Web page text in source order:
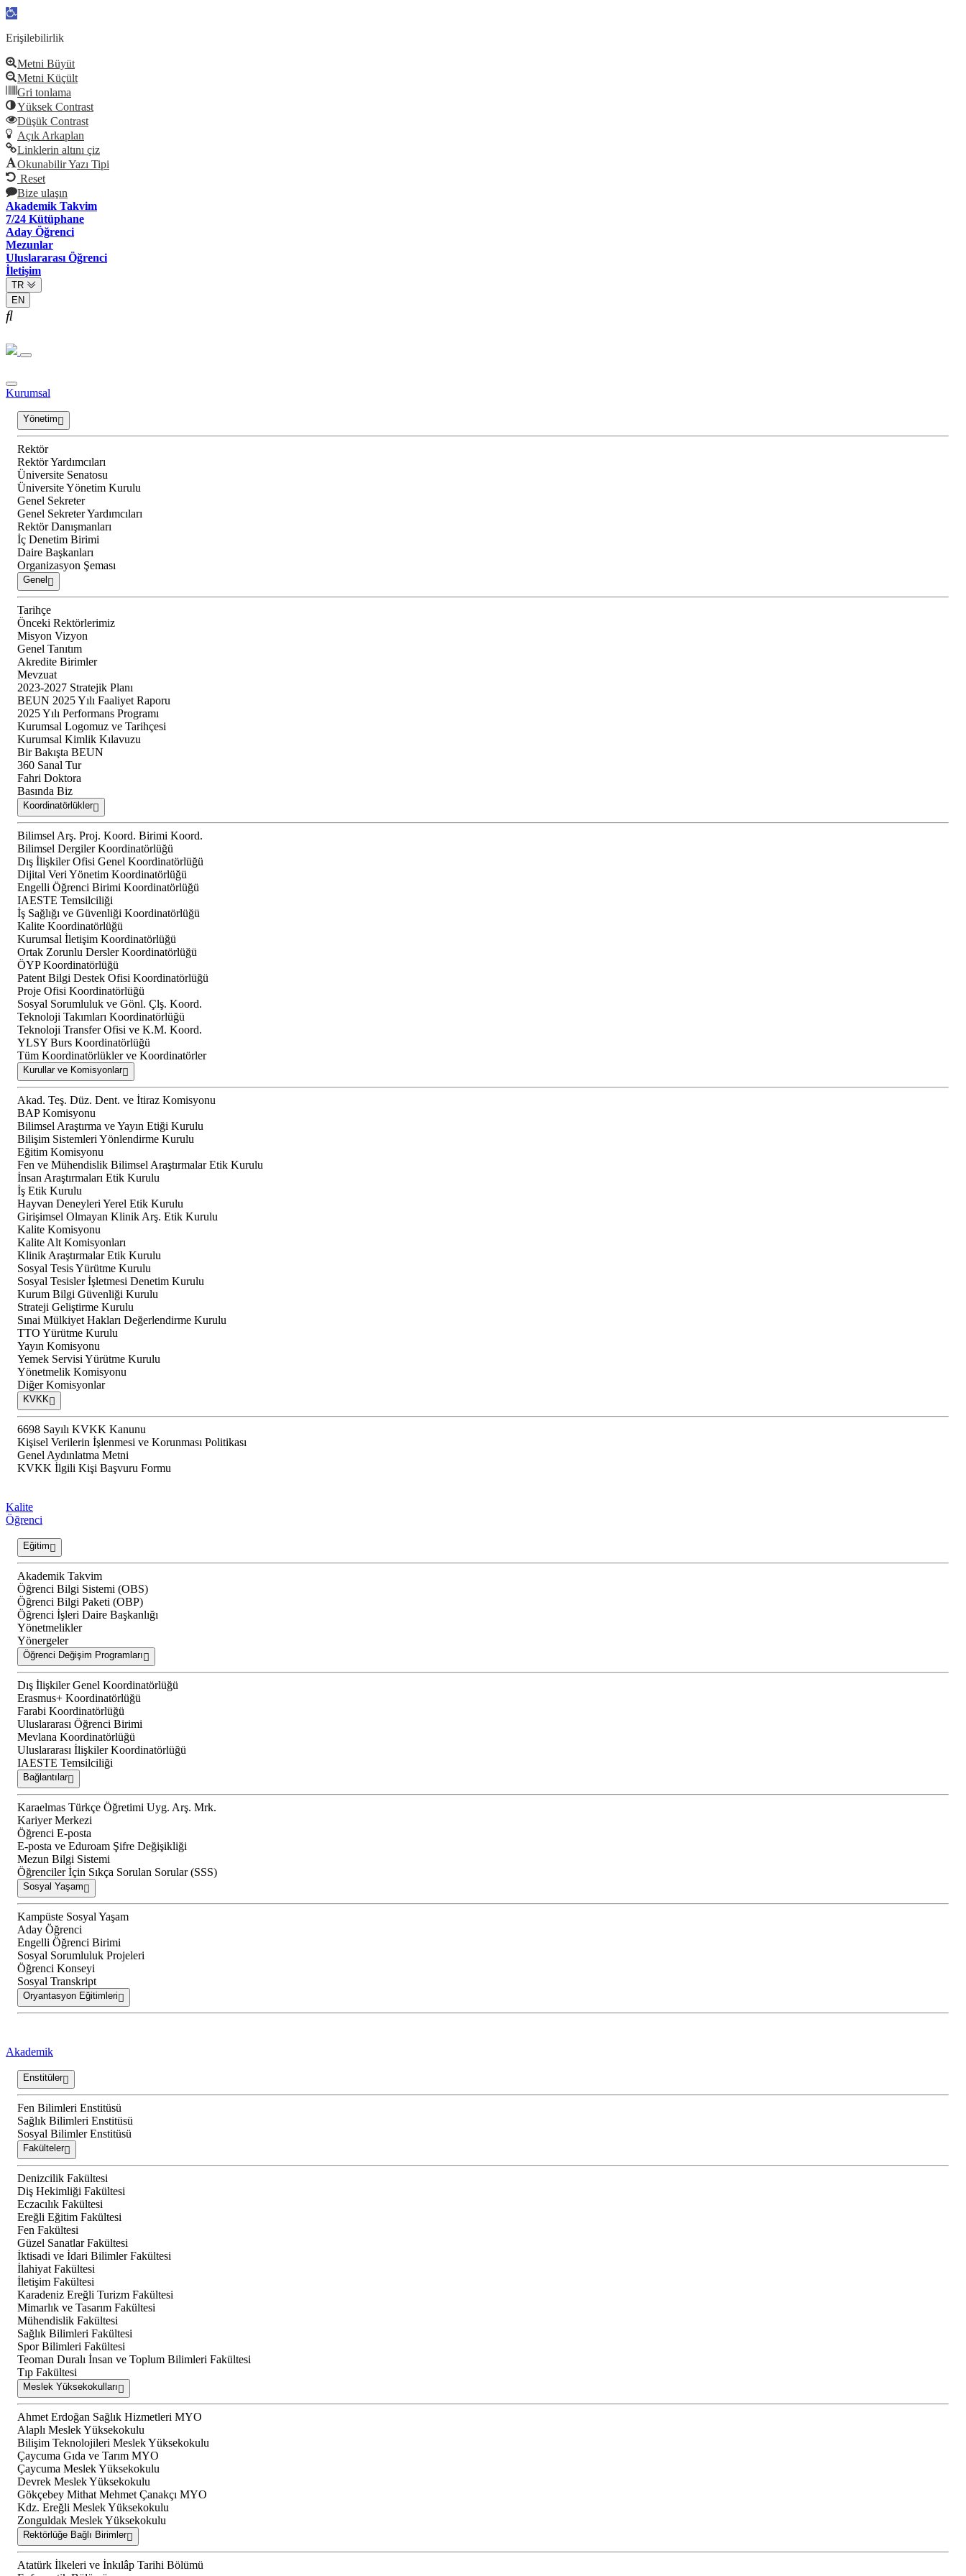
Open
Erişilebilirlik
Metni Büyüt
Metni Küçült
Gri tonlama
Yüksek Contrast
Düşük Contrast
Açık Arkaplan
Linklerin altını çiz
Okunabilir Yazı Tipi
Reset
Bize ulaşın
Akademik Takvim
7/24 Kütüphane
Aday Öğrenci
Mezunlar
Uluslararası Öğrenci
İletişim
TR
EN
Kurumsal
Yönetim
Rektör
Rektör Yardımcıları
Üniversite Senatosu
Üniversite Yönetim Kurulu
Genel Sekreter
Genel Sekreter Yardımcıları
Rektör Danışmanları
İç Denetim Birimi
Daire Başkanları
Organizasyon Şeması
Genel
Tarihçe
Önceki Rektörlerimiz
Misyon Vizyon
Genel Tanıtım
Akredite Birimler
Mevzuat
2023-2027 Stratejik Planı
BEUN 2025 Yılı Faaliyet Raporu
2025 Yılı Performans Programı
Kurumsal Logomuz ve Tarihçesi
Kurumsal Kimlik Kılavuzu
Bir Bakışta BEUN
360 Sanal Tur
Fahri Doktora
Basında Biz
Koordinatörlükler
Bilimsel Arş. Proj. Koord. Birimi Koord.
Bilimsel Dergiler Koordinatörlüğü
Dış İlişkiler Ofisi Genel Koordinatörlüğü
Dijital Veri Yönetim Koordinatörlüğü
Engelli Öğrenci Birimi Koordinatörlüğü
IAESTE Temsilciliği
İş Sağlığı ve Güvenliği Koordinatörlüğü
Kalite Koordinatörlüğü
Kurumsal İletişim Koordinatörlüğü
Ortak Zorunlu Dersler Koordinatörlüğü
ÖYP Koordinatörlüğü
Patent Bilgi Destek Ofisi Koordinatörlüğü
Proje Ofisi Koordinatörlüğü
Sosyal Sorumluluk ve Gönl. Çlş. Koord.
Teknoloji Takımları Koordinatörlüğü
Teknoloji Transfer Ofisi ve K.M. Koord.
YLSY Burs Koordinatörlüğü
Tüm Koordinatörlükler ve Koordinatörler
Kurullar ve Komisyonlar
Akad. Teş. Düz. Dent. ve İtiraz Komisyonu
BAP Komisyonu
Bilimsel Araştırma ve Yayın Etiği Kurulu
Bilişim Sistemleri Yönlendirme Kurulu
Eğitim Komisyonu
Fen ve Mühendislik Bilimsel Araştırmalar Etik Kurulu
İnsan Araştırmaları Etik Kurulu
İş Etik Kurulu
Hayvan Deneyleri Yerel Etik Kurulu
Girişimsel Olmayan Klinik Arş. Etik Kurulu
Kalite Komisyonu
Kalite Alt Komisyonları
Klinik Araştırmalar Etik Kurulu
Sosyal Tesis Yürütme Kurulu
Sosyal Tesisler İşletmesi Denetim Kurulu
Kurum Bilgi Güvenliği Kurulu
Strateji Geliştirme Kurulu
Sınai Mülkiyet Hakları Değerlendirme Kurulu
TTO Yürütme Kurulu
Yayın Komisyonu
Yemek Servisi Yürütme Kurulu
Yönetmelik Komisyonu
Diğer Komisyonlar
KVKK
6698 Sayılı KVKK Kanunu
Kişisel Verilerin İşlenmesi ve Korunması Politikası
Genel Aydınlatma Metni
KVKK İlgili Kişi Başvuru Formu
Kalite
Öğrenci
Eğitim
Akademik Takvim
Öğrenci Bilgi Sistemi (OBS)
Öğrenci Bilgi Paketi (OBP)
Öğrenci İşleri Daire Başkanlığı
Yönetmelikler
Yönergeler
Öğrenci Değişim Programları
Dış İlişkiler Genel Koordinatörlüğü
Erasmus+ Koordinatörlüğü
Farabi Koordinatörlüğü
Uluslararası Öğrenci Birimi
Mevlana Koordinatörlüğü
Uluslararası İlişkiler Koordinatörlüğü
IAESTE Temsilciliği
Bağlantılar
Karaelmas Türkçe Öğretimi Uyg. Arş. Mrk.
Kariyer Merkezi
Öğrenci E-posta
E-posta ve Eduroam Şifre Değişikliği
Mezun Bilgi Sistemi
Öğrenciler İçin Sıkça Sorulan Sorular (SSS)
Sosyal Yaşam
Kampüste Sosyal Yaşam
Aday Öğrenci
Engelli Öğrenci Birimi
Sosyal Sorumluluk Projeleri
Öğrenci Konseyi
Sosyal Transkript
Oryantasyon Eğitimleri
Akademik
Enstitüler
Fen Bilimleri Enstitüsü
Sağlık Bilimleri Enstitüsü
Sosyal Bilimler Enstitüsü
Fakülteler
Denizcilik Fakültesi
Diş Hekimliği Fakültesi
Eczacılık Fakültesi
Ereğli Eğitim Fakültesi
Fen Fakültesi
Güzel Sanatlar Fakültesi
İktisadi ve İdari Bilimler Fakültesi
İlahiyat Fakültesi
İletişim Fakültesi
Karadeniz Ereğli Turizm Fakültesi
Mimarlık ve Tasarım Fakültesi
Mühendislik Fakültesi
Sağlık Bilimleri Fakültesi
Spor Bilimleri Fakültesi
Teoman Duralı İnsan ve Toplum Bilimleri Fakültesi
Tıp Fakültesi
Meslek Yüksekokulları
Ahmet Erdoğan Sağlık Hizmetleri MYO
Alaplı Meslek Yüksekokulu
Bilişim Teknolojileri Meslek Yüksekokulu
Çaycuma Gıda ve Tarım MYO
Çaycuma Meslek Yüksekokulu
Devrek Meslek Yüksekokulu
Gökçebey Mithat Mehmet Çanakçı MYO
Kdz. Ereğli Meslek Yüksekokulu
Zonguldak Meslek Yüksekokulu
Rektörlüğe Bağlı Birimler
Atatürk İlkeleri ve İnkılâp Tarihi Bölümü